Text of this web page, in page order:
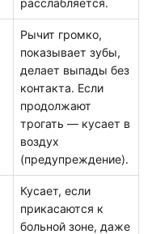
расслабляется.
Рычит громко,
показывает зубы,
делает выпады без
контакта. Если
продолжают
трогать — кусает в
воздух
(предупреждение).
Кусает, если
прикасаются к
больной зоне, даже